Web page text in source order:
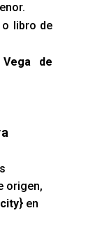
libro de
de
origen,
} en